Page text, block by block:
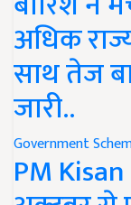
अधिक
साथ तेज
जारी..
Government
PM